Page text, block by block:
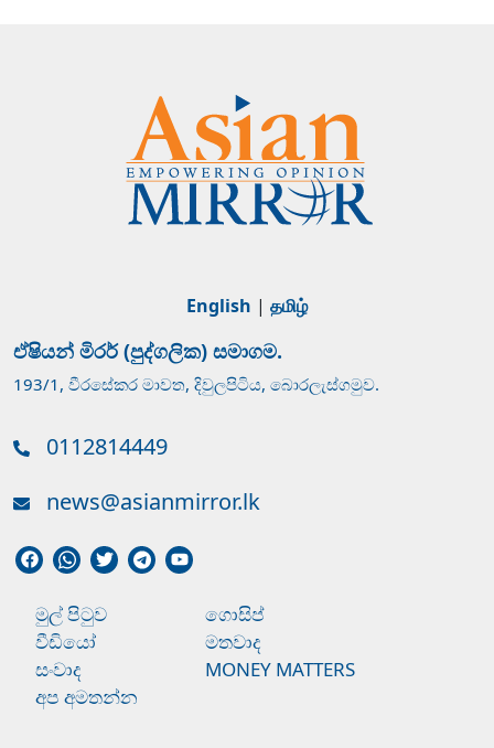
English | தமிழ்
ඒෂියන් මිරර් (පුද්ගලික) සමාගම.
193/1, වීරසේකර මාවත, දිවුලපිටිය, බොරලැස්ගමුව.
0112814449
news@asianmirror.lk
මුල් පිටුව
ගොසිප්
වීඩියෝ
මතවාද
සංවාද
MONEY MATTERS
අප අමතන්න